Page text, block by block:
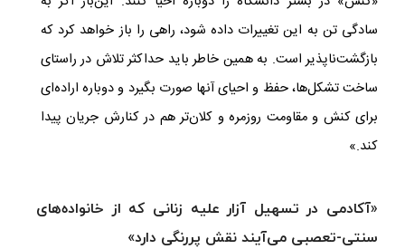
سادگی تن به این تغییرات داده شود، راهی را باز خواهد کرد که
بازگشت‌ناپذیر است. به همین خاطر باید حداکثر تلاش در راستای
ساخت تشکل‌ها، حفظ و احیای آنها صورت بگیرد و دوباره اراده‌ای
برای کنش و مقاومت روزمره و کلان‌تر هم در کنارش جریان پیدا
کند.»
«آکادمی در تسهیل آزار علیه زنانی که از خانواده‌های
سنتی-تعصبی می‌آیند نقش پررنگی دارد»